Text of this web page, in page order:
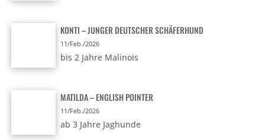
KONTI – JUNGER DEUTSCHER SCHÄFERHUND
11/Feb./2026
bis 2 Jahre Malinois
MATILDA – ENGLISH POINTER
11/Feb./2026
ab 3 Jahre Jaghunde